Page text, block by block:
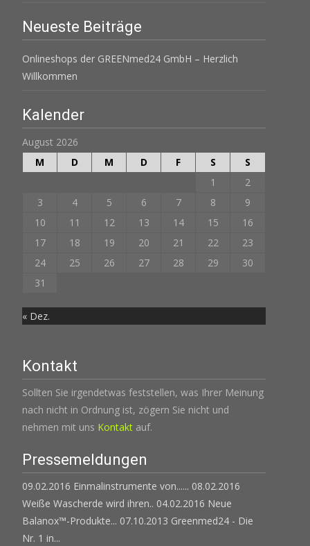
Neueste Beiträge
Onlineshops der GREENmed24 GmbH – Herzlich
Willkommen
Kalender
August 2026
M
D M D F S
S
1
2
3
4 5 6 7 8
9
10
11 12 13 14 15
16
17
18 19 20 21 22
23
24
25 26 27 28 29
30
31
« Dez.
Kontakt
Sollten Sie irgendetwas feststellen, was Ihrer Meinung
nach nicht in Ordnung ist, zögern Sie nicht und
nehmen mit uns Kontakt auf.
Pressemeldungen
09.02.2016 Einmalinstrumente von...... 08.02.2016
Weiße Wascherde wird ihren.. 04.02.2016 Neue
Balanox™-Produkte... 07.10.2013 Greenmed24 - Die
Nr. 1 in...